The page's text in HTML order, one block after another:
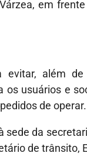
em
evitar, além
os usuários e
de operar.
sede da
de trânsito,